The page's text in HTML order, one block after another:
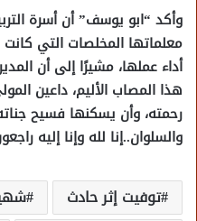
وأكد “ابو يوسف” أن أسرة
معلماتها المخلصات التي
أداء عملها، مشيرًا إلى أن
هذا المصاب الأليم، داعين
رحمته، وأن يسكنها فسيح
والسلوان..إنا لله وإنا إليه
توفيت إثر حادث